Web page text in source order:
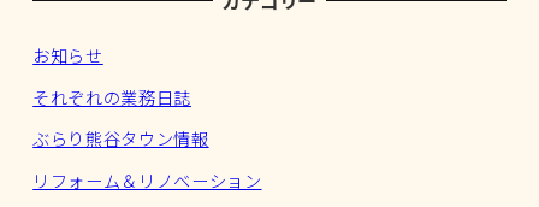
お知らせ
それぞれの業務日誌
ぶらり熊谷タウン情報
リフォーム＆リノベーション